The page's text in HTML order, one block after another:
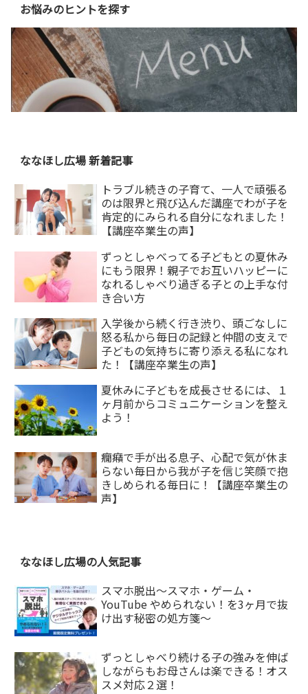
お悩みのヒントを探す
ななほし広場 新着記事
トラブル続きの子育て、一人で頑張る
のは限界と飛び込んだ講座でわが子を
肯定的にみられる自分になれました！
【講座卒業生の声】
ずっとしゃべってる子どもとの夏休み
にもう限界！親子でお互いハッピーに
なれるしゃべり過ぎる子との上手な付
き合い方
入学後から続く行き渋り、頭ごなしに
怒る私から毎日の記録と仲間の支えで
子どもの気持ちに寄り添える私になれ
た！【講座卒業生の声】
夏休みに子どもを成長させるには、１
ヶ月前からコミュニケーションを整え
よう！
癇癪で手が出る息子、心配で気が休ま
らない毎日から我が子を信じ笑顔で抱
きしめられる毎日に！【講座卒業生の
声】
ななほし広場の人気記事
スマホ脱出〜スマホ・ゲーム・
YouTube やめられない！を3ヶ月で抜
け出す秘密の処方箋〜
ずっとしゃべり続ける子の強みを伸ば
しながらもお母さんは楽できる！オス
スメ対応２選！